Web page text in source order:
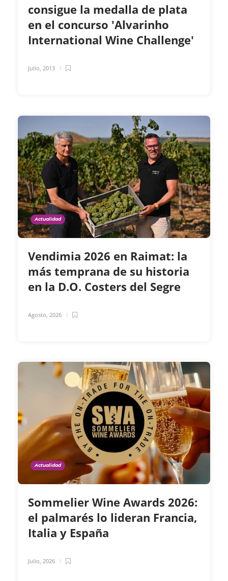
consigue la medalla de plata
en el concurso 'Alvarinho
International Wine Challenge'
Julio, 2013
Actualidad
Vendimia 2026 en Raimat: la
más temprana de su historia
en la D.O. Costers del Segre
Agosto, 2026
Actualidad
Sommelier Wine Awards 2026:
el palmarés lo lideran Francia,
Italia y España
Julio, 2026